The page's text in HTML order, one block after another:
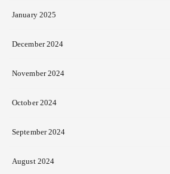
January 2025
December 2024
November 2024
October 2024
September 2024
August 2024